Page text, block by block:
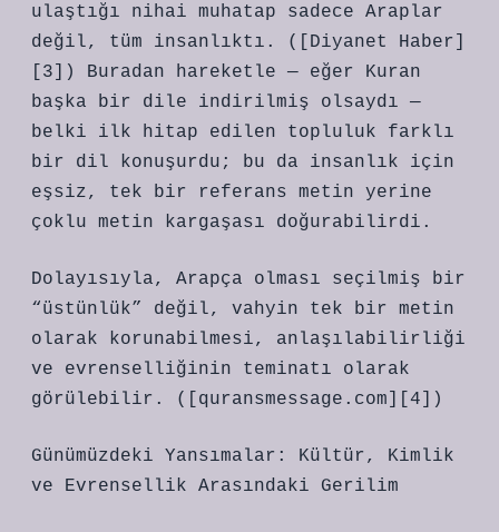
ulaştığı nihai muhatap sadece Araplar
değil, tüm insanlıktı. ([Diyanet Haber]
[3]) Buradan hareketle — eğer Kuran
başka bir dile indirilmiş olsaydı —
belki ilk hitap edilen topluluk farklı
bir dil konuşurdu; bu da insanlık için
eşsiz, tek bir referans metin yerine
çoklu metin kargaşası doğurabilirdi.
Dolayısıyla, Arapça olması seçilmiş bir
“üstünlük” değil, vahyin tek bir metin
olarak korunabilmesi, anlaşılabilirliği
ve evrenselliğinin teminatı olarak
görülebilir. ([quransmessage.com][4])
Günümüzdeki Yansımalar: Kültür, Kimlik
ve Evrensellik Arasındaki Gerilim